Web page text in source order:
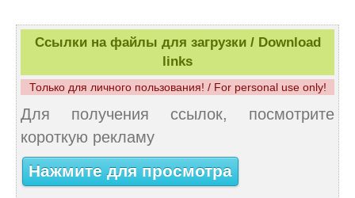
Ссылки на файлы для загрузки / Download
links
Только для личного пользования! / For personal use only!
Для получения ссылок, посмотрите
короткую рекламу
Нажмите для просмотра